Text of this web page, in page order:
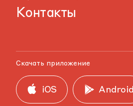
Контакты
Скачать приложение
iOS Android